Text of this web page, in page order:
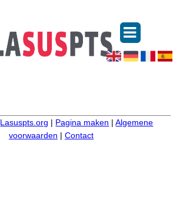
Lasuspts.org | Pagina maken |Algemene
voorwaarden | Contact